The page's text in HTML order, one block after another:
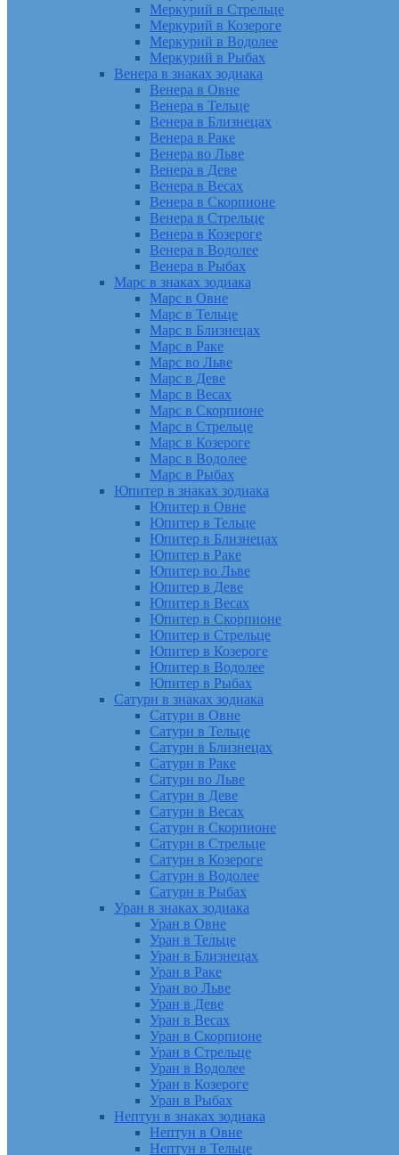
Меркурий в Стрельце
Меркурий в Козероге
Меркурий в Водолее
Меркурий в Рыбах
Венера в знаках зодиака
Венера в Овне
Венера в Тельце
Венера в Близнецах
Венера в Раке
Венера во Льве
Венера в Деве
Венера в Весах
Венера в Скорпионе
Венера в Стрельце
Венера в Козероге
Венера в Водолее
Венера в Рыбах
Марс в знаках зодиака
Марс в Овне
Марс в Тельце
Марс в Близнецах
Марс в Раке
Марс во Льве
Марс в Деве
Марс в Весах
Марс в Скорпионе
Марс в Стрельце
Марс в Козероге
Марс в Водолее
Марс в Рыбах
Юпитер в знаках зодиака
Юпитер в Овне
Юпитер в Тельце
Юпитер в Близнецах
Юпитер в Раке
Юпитер во Льве
Юпитер в Деве
Юпитер в Весах
Юпитер в Скорпионе
Юпитер в Стрельце
Юпитер в Козероге
Юпитер в Водолее
Юпитер в Рыбах
Сатурн в знаках зодиака
Сатурн в Овне
Сатурн в Тельце
Сатурн в Близнецах
Сатурн в Раке
Сатурн во Льве
Сатурн в Деве
Сатурн в Весах
Сатурн в Скорпионе
Сатурн в Стрельце
Сатурн в Козероге
Сатурн в Водолее
Сатурн в Рыбах
Уран в знаках зодиака
Уран в Овне
Уран в Тельце
Уран в Близнецах
Уран в Раке
Уран во Льве
Уран в Деве
Уран в Весах
Уран в Скорпионе
Уран в Стрельце
Уран в Водолее
Уран в Козероге
Уран в Рыбах
Нептун в знаках зодиака
Нептун в Овне
Нептун в Тельце